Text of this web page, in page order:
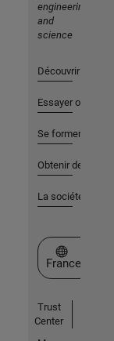
engineering
and
science
Découvrir les
Essayer ou
Se former
Obtenir de l'aide
La société
France
Trust
Center